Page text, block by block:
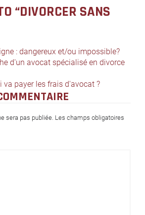
“DIVORCER SANS
: dangereux et/ou impossible?
d'un avocat spécialisé en divorce
va payer les frais d'avocat ?
sera pas publiée. Les champs obligatoires